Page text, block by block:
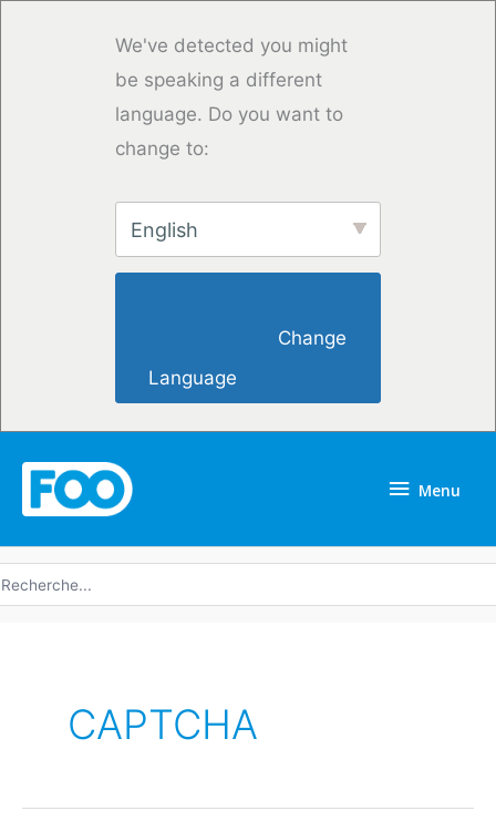
We've detected you might
be speaking a different
language. Do you want to
change to:
English
Language
Menu
CAPTCHA